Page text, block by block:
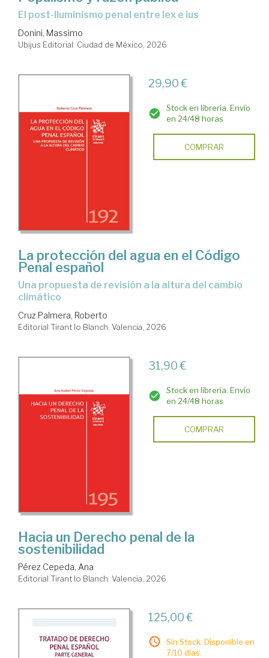
El post-Iluminismo penal entre lex e ius
Donini, Massimo
Ubijus Editorial. Ciudad de México, 2026
29,90 €
Stock en librería. Envío
en 24/48 horas
COMPRAR
La protección del agua en el Código
Penal español
Una propuesta de revisión a la altura del cambio
climático
Cruz Palmera, Roberto
Editorial Tirant lo Blanch. Valencia, 2026
31,90 €
Stock en librería. Envío
en 24/48 horas
COMPRAR
Hacia un Derecho penal de la
sostenibilidad
Pérez Cepeda, Ana
Editorial Tirant lo Blanch. Valencia, 2026
125,00 €
Sin Stock. Disponible en
7/10 días.